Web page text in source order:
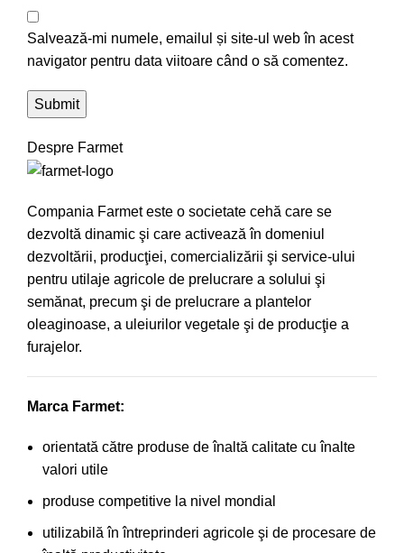
Salvează-mi numele, emailul și site-ul web în acest
navigator pentru data viitoare când o să comentez.
Despre Farmet
Compania Farmet este o societate cehă care se
dezvoltă dinamic şi care activează în domeniul
dezvoltării, producţiei, comercializării şi service-ului
pentru utilaje agricole de prelucrare a solului şi
semănat, precum şi de prelucrare a plantelor
oleaginoase, a uleiurilor vegetale şi de producţie a
furajelor.
Marca Farmet:
orientată către produse de înaltă calitate cu înalte
valori utile
produse competitive la nivel mondial
utilizabilă în întreprinderi agricole şi de procesare de